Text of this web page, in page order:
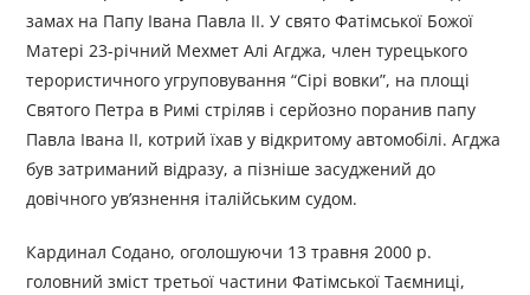
замах на Папу Івана Павла ІІ. У свято Фатімської Божої
Матері 23-річний Мехмет Алі Агджа, член турецького
терористичного угруповування “Сірі вовки”, на площі
Святого Петра в Римі стріляв і серйозно поранив папу
Павла Івана II, котрий їхав у відкритому автомобілі. Агджа
був затриманий відразу, а пізніше засуджений до
довічного ув’язнення італійським судом.
Кардинал Содано, оголошуючи 13 травня 2000 р.
головний зміст третьої частини Фатімської Таємниці,